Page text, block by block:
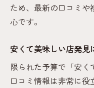
ため、最新の口コミや
心です。
安くて美味しい店発見
限られた予算で「安く
口コミ情報は非常に役